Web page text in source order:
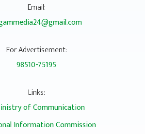
Email:
For Advertisement:
98510-75195
Links:
of Communication
Information Commission